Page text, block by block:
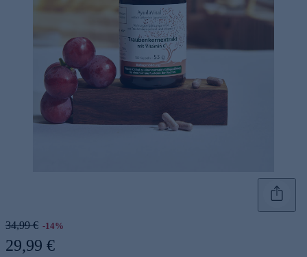
34,99 € -14%
29,99 €